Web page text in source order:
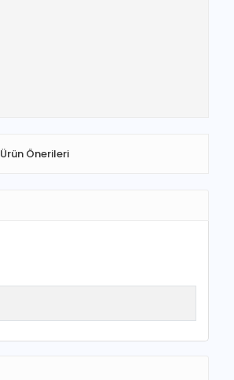
Ürün Önerileri